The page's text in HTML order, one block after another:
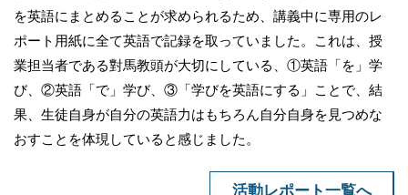
を英語にまとめることが求められるため、講義中に専用のレ
ポート用紙に全て英語で記録を取っていました。これは、授
業担当者である對馬教頭が大切にしている、①英語「を」学
び、②英語「で」学び、③「学びを英語にする」ことで、結
果、生徒自身が自分の英語力はもちろん自分自身を見つめな
おすことを体現していると感じました。
活動レポート一覧へ